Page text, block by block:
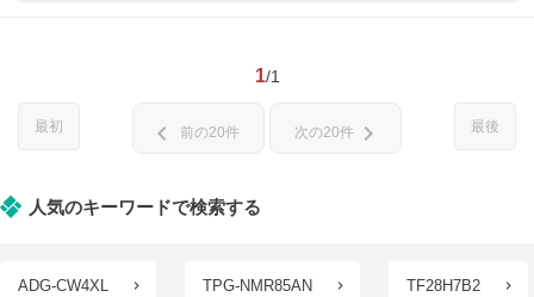
1/1
最初 最後
chevron_left 前の20件 次の20件 chevron_right
人気のキーワードで検索する
ADG-CW4XL TPG-NMR85AN TF28H7B2